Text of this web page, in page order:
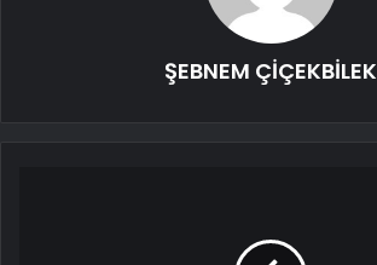
ŞEBNEM ÇİÇEKBİLEK